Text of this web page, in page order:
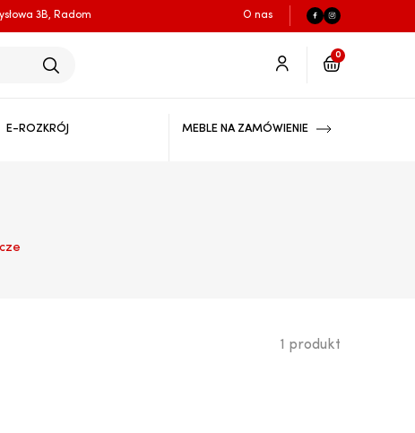
3B, Radom O nas
0
E-ROZKRÓJ MEBLE NA ZAMÓWIENIE
1 produkt